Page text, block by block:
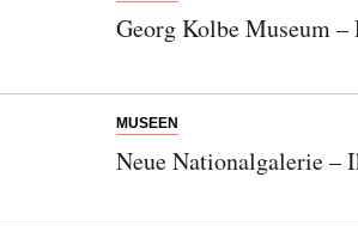
Georg Kolbe Museum
MUSEEN
Neue Nationalgalerie –